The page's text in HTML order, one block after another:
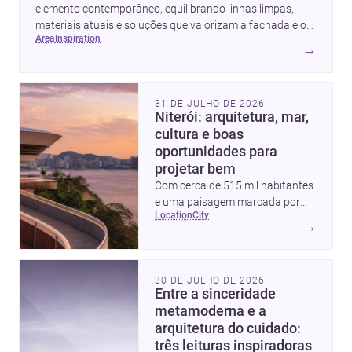
elemento contemporâneo, equilibrando linhas limpas,
materiais atuais e soluções que valorizam a fachada e o
conforto da casa.
area inspiration
→
31 DE JULHO DE 2026
Niterói: arquitetura, mar,
cultura e boas
oportunidades para
projetar bem
Com cerca de 515 mil habitantes
e uma paisagem marcada por
ícones como o Museu de Arte
Baía de Guanabara e um
mercado interessante para quem
quer construir, reformar ou
decorar.
location city
→
30 DE JULHO DE 2026
Entre a sinceridade
metamoderna e a
arquitetura do cuidado:
três leituras inspiradoras